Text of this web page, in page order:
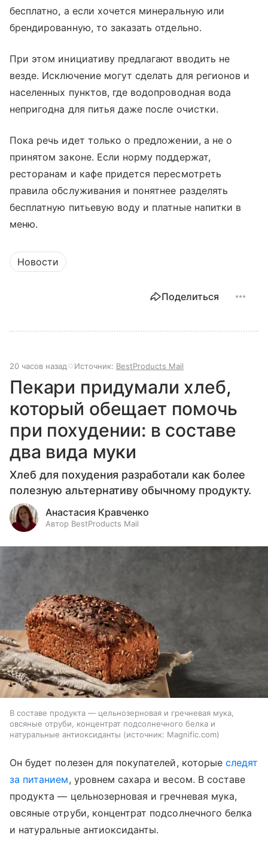
бесплатно, а если хочется минеральную или
брендированную, то заказать отдельно.
При этом инициативу предлагают вводить не
везде. Исключение могут сделать для регионов и
населенных пунктов, где водопроводная вода
непригодна для питья даже после очистки.
Пока речь идет только о предложении, а не о
принятом законе. Если норму поддержат,
ресторанам и кафе придется пересмотреть
правила обслуживания и понятнее разделять
бесплатную питьевую воду и платные напитки в
меню.
Новости
Поделиться
20 часов назад Источник: BestProducts Mail
Пекари придумали хлеб,
который обещает помочь
при похудении: в составе
два вида муки
Хлеб для похудения разработали как более
полезную альтернативу обычному продукту.
Анастасия Кравченко
Автор BestProducts Mail
В составе продукта — цельнозерновая и гречневая мука,
овсяные отруби, концентрат подсолнечного белка и
натуральные антиоксиданты
источник: Magnific.com
Он будет полезен для покупателей, которыеследят
за питанием, уровнем сахара и весом. В составе
продукта — цельнозерновая и гречневая мука,
овсяные отруби, концентрат подсолнечного белка
и натуральные антиоксиданты.